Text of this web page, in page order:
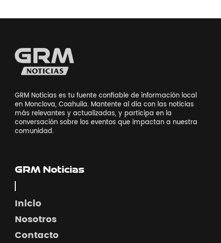
GRM Noticias es tu fuente confiable de información local
en Monclova, Coahuila. Mantente al día con las noticias
más relevantes y actualizadas, y participa en la
conversación sobre los eventos que impactan a nuestra
comunidad.
GRM Noticias
Inicio
Nosotros
Contacto